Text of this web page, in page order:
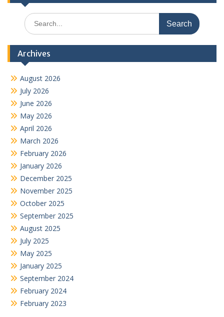
Search
for:
Archives
August 2026
July 2026
June 2026
May 2026
April 2026
March 2026
February 2026
January 2026
December 2025
November 2025
October 2025
September 2025
August 2025
July 2025
May 2025
January 2025
September 2024
February 2024
February 2023